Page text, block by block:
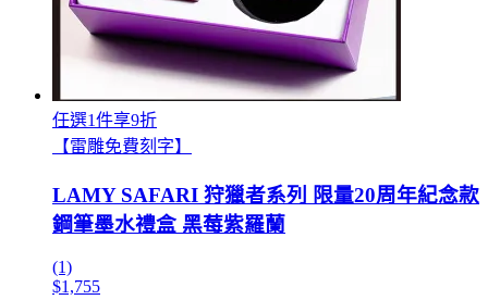
任選1件享9折
【雷雕免費刻字】
LAMY SAFARI 狩獵者系列 限量20周年紀念款
鋼筆墨水禮盒 黑莓紫羅蘭
(1)
$1,755